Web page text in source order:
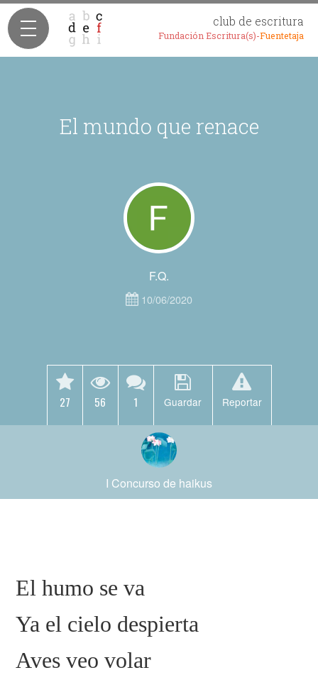
club de escritura
Fundación Escritura(s)-Fuentetaja
El mundo que renace
F.Q.
10/06/2020
27 56 1 Guardar Reportar
I Concurso de haikus
El humo se va
Ya el cielo despierta
Aves veo volar